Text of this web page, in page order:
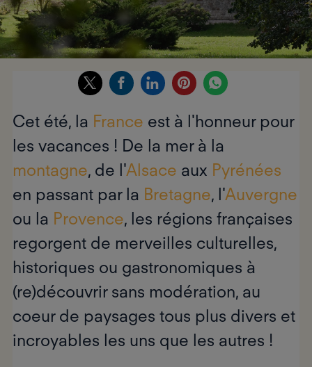
Cet été, la France est à l'honneur pour
les vacances ! De la merà la
montagne, de l'Alsace aux Pyrénées
en passant par la Bretagne, l'Auvergne
ou la Provence, les régions françaises
regorgent de merveilles culturelles,
historiques ou gastronomiques à
(re)découvrir sans modération, au
coeur de paysages tous plus divers et
incroyables les uns que les autres !